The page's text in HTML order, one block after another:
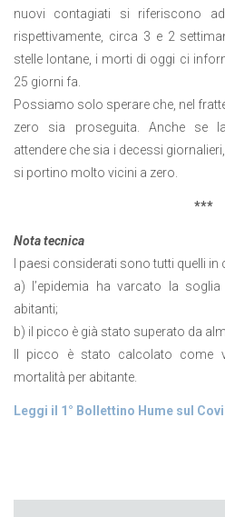
nuovi contagiati si riferiscono
rispettivamente, circa 3 e 2
stelle lontane, i morti di oggi ci
25 giorni fa.
Possiamo solo sperare che, nel
zero sia proseguita. Anche se
attendere che sia i decessi
si portino molto vicini a zero.
***
Nota tecnica
I paesi considerati sono tutti quelli in
a) l’epidemia ha varcato la
abitanti;
b) il picco è già stato superato da
Il picco è stato calcolato come
mortalità per abitante.
Leggi il 1° Bollettino Hume sul